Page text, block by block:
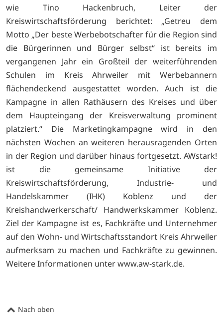
wie Tino Hackenbruch, Leiter der
Kreiswirtschaftsförderung berichtet: „Getreu dem
Motto „Der beste Werbebotschafter für die Region sind
die Bürgerinnen und Bürger selbst“ ist bereits im
vergangenen Jahr ein Großteil der weiterführenden
Schulen im Kreis Ahrweiler mit Werbebannern
flächendeckend ausgestattet worden. Auch ist die
Kampagne in allen Rathäusern des Kreises und über
dem Haupteingang der Kreisverwaltung prominent
platziert.“ Die Marketingkampagne wird in den
nächsten Wochen an weiteren herausragenden Orten
in der Region und darüber hinaus fortgesetzt. AWstark!
ist die gemeinsame Initiative der
Kreiswirtschaftsförderung, Industrie- und
Handelskammer (IHK) Koblenz und der
Kreishandwerkerschaft/ Handwerkskammer Koblenz.
Ziel der Kampagne ist es, Fachkräfte und Unternehmer
auf den Wohn- und Wirtschaftsstandort Kreis Ahrweiler
aufmerksam zu machen und Fachkräfte zu gewinnen.
Weitere Informationen unterwww.aw-stark.de.
Nach oben